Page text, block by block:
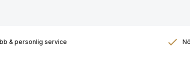
& personlig service